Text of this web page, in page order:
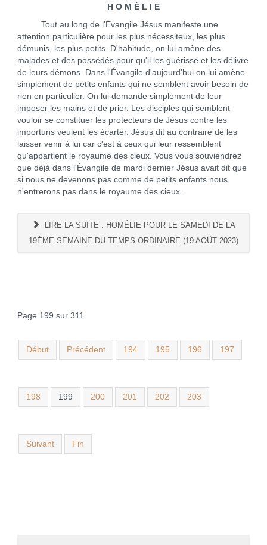
H O M É L I E
Tout au long de l'Évangile Jésus manifeste une
attention particulière pour les plus nécessiteux, les plus
démunis, les plus petits. D'habitude, on lui amène des
malades et des possédés pour qu'il les guérisse et les délivre
de leurs démons. Dans l'Évangile d'aujourd'hui on lui amène
simplement de petits enfants qui ne semblent avoir besoin de
rien en particulier. On lui demande simplement de leur
imposer les mains et de prier. Les disciples qui semblent
vouloir se constituer les protecteurs de Jésus contre les
importuns veulent les écarter. Jésus dit au contraire de les
laisser venir à lui car c'est à ceux qui leur ressemblent
qu'appartient le royaume des cieux. Vous vous souviendrez
que déjà dans l'Évangile de mardi dernier Jésus avait dit que
si nous ne devenons pas comme de petits enfants nous
n'entrerons pas dans le royaume des cieux.
LIRE LA SUITE : HOMÉLIE POUR LE SAMEDI DE LA
19ÈME SEMAINE DU TEMPS ORDINAIRE (19 AOÛT 2023)
Page 199 sur 311
Début Précédent 194 195 196 197
198 199 200 201 202 203
Suivant Fin